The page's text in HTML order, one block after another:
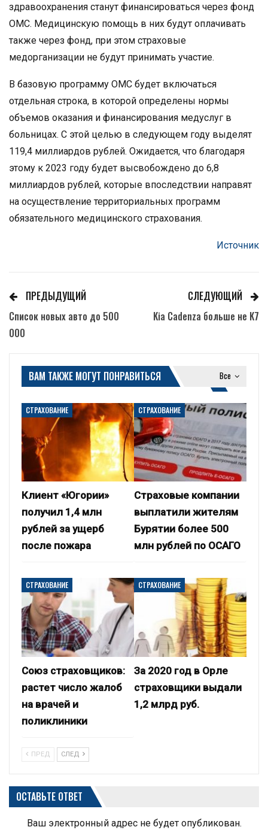
здравоохранения станут финансироваться через фонд
ОМС. Медицинскую помощь в них будут оплачивать
также через фонд, при этом страховые
медорганизации не будут принимать участие.
В базовую программу ОМС будет включаться
отдельная строка, в которой определены нормы
объемов оказания и финансирования медуслуг в
больницах. С этой целью в следующем году выделят
119,4 миллиардов рублей. Ожидается, что благодаря
этому к 2023 году будет высвобождено до 6,8
миллиардов рублей, которые впоследствии направят
на осуществление территориальных программ
обязательного медицинского страхования.
Источник
ПРЕДЫДУЩИЙ
Список новых авто до 500
000
СЛЕДУЮЩИЙ
Kia Cadenza больше не K7
Все
ВАМ ТАКЖЕ МОГУТ ПОНРАВИТЬСЯ
СТРАХОВАНИЕ
Клиент «Югории»
получил 1,4 млн
рублей за ущерб
после пожара
СТРАХОВАНИЕ
Страховые компании
выплатили жителям
Бурятии более 500
млн рублей по ОСАГО
СТРАХОВАНИЕ
Союз страховщиков:
растет число жалоб
на врачей и
поликлиники
СТРАХОВАНИЕ
За 2020 год в Орле
страховщики выдали
1,2 млрд руб.
ПРЕД СЛЕД
ОСТАВЬТЕ ОТВЕТ
Ваш электронный адрес не будет опубликован.